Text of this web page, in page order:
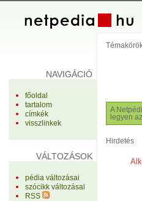
NAVIGÁCIÓ
főoldal
tartalom
címkék
visszlinkek
VÁLTOZÁSOK
pédia változásai
szócikk változásai
RSS
A
legyen
Hirdetés